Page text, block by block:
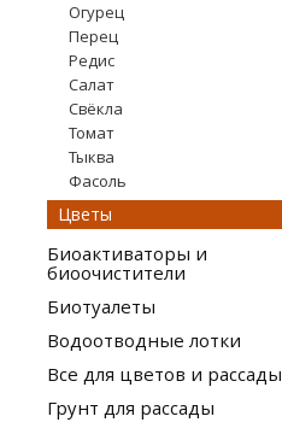
Огурец
Перец
Редис
Салат
Свёкла
Томат
Тыква
Фасоль
Цветы
Биоактиваторы и
биоочистители
Биотуалеты
Водоотводные лотки
Все для цветов и рассады
Грунт для рассады